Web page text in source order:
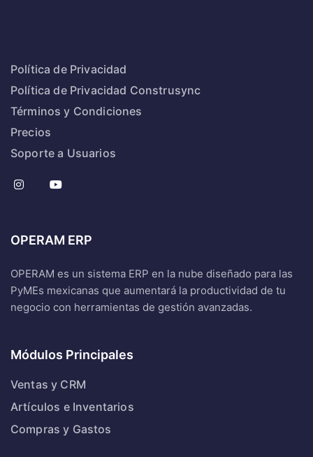
Política de Privacidad
Política de Privacidad Construsync
Términos y Condiciones
Precios
Soporte a Usuarios
OPERAM ERP
OPERAM es un sistema ERP en la nube diseñado para las
PyMEs mexicanas que aumentará la productividad de tu
negocio con herramientas de gestión avanzadas.
Módulos Principales
Ventas y CRM
Artículos e Inventarios
Compras y Gastos